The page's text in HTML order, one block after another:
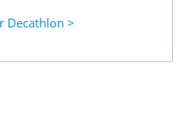
Decathlon